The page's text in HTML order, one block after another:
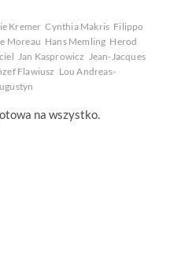
Kremer Cynthia Makris Filippo
Moreau Hans Memling Herod
Jan Kasprowicz Jean-Jacques
Flawiusz Lou Andreas-
na wszystko.